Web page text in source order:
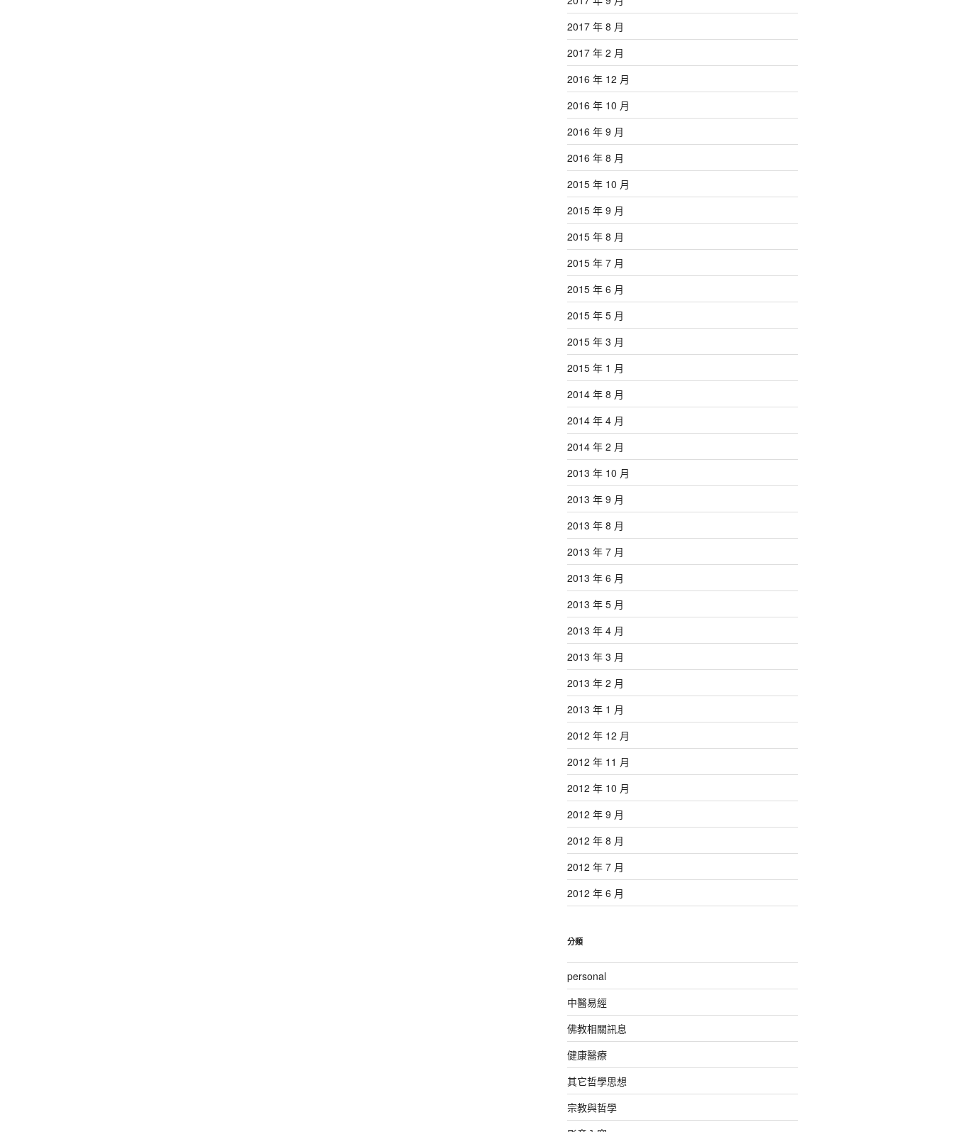
2017 年 8 月
2017 年 2 月
2016 年 12 月
2016 年 10 月
2016 年 9 月
2016 年 8 月
2015 年 10 月
2015 年 9 月
2015 年 8 月
2015 年 7 月
2015 年 6 月
2015 年 5 月
2015 年 3 月
2015 年 1 月
2014 年 8 月
2014 年 4 月
2014 年 2 月
2013 年 10 月
2013 年 9 月
2013 年 8 月
2013 年 7 月
2013 年 6 月
2013 年 5 月
2013 年 4 月
2013 年 3 月
2013 年 2 月
2013 年 1 月
2012 年 12 月
2012 年 11 月
2012 年 10 月
2012 年 9 月
2012 年 8 月
2012 年 7 月
2012 年 6 月
分類
personal
中醫易經
佛教相關訊息
健康醫療
其它哲學思想
宗教與哲學